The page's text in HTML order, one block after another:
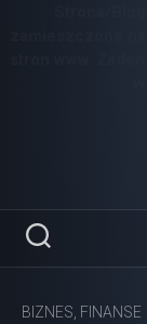
BIZNES, FINANSE